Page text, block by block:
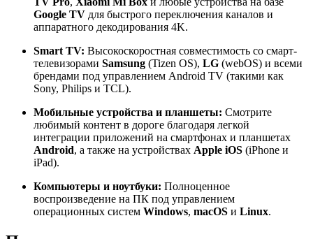
Google TV для быстрого переключения каналов и
аппаратного декодирования 4K.
Smart TV: Высокоскоростная совместимость со смарт-
телевизорами Samsung (Tizen OS), LG (webOS) и всеми
брендами под управлением Android TV (такими как
Sony, Philips и TCL).
Мобильные устройства и планшеты: Смотрите
любимый контент в дороге благодаря легкой
интеграции приложений на смартфонах и планшетах
Android, а также на устройствах Apple iOS (iPhone и
iPad).
Компьютеры и ноутбуки: Полноценное
воспроизведение на ПК под управлением
операционных систем Windows, macOS и Linux.